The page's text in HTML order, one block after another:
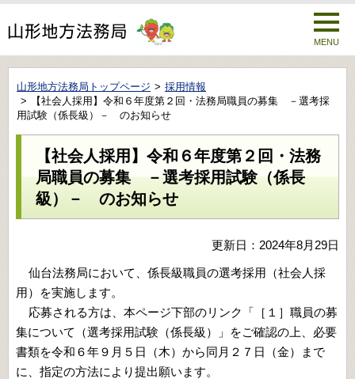
MENU
山形地方法務局トップページ
採用情報
【社会人採用】令和６年度第２回・法務局職員の募集 －選考採
用試験（係長級）－ のお知らせ
【社会人採用】令和６年度第２回・法務
局職員の募集 －選考採用試験（係長
級）－ のお知らせ
更新日：2024年8月29日
仙台法務局において、係長級職員の選考採用（社会人採
用）を実施します。
応募される方は、本ページ下部のリンク「［１］職員の募
集について（選考採用試験（係長級）」をご確認の上、必要
書類を令和６年９月５日（木）から同月２７日（金）まで
に、指定の方法により提出願います。